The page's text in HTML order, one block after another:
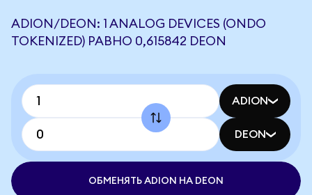
ADION/DEON: 1 ANALOG DEVICES (ONDO
TOKENIZED) РАВНО 0,615842 DEON
ADION
DEON
ОБМЕНЯТЬ ADION НА DEON